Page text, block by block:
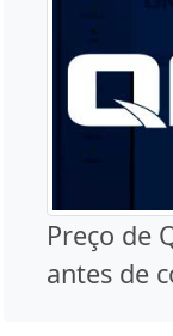
Preço de
antes de